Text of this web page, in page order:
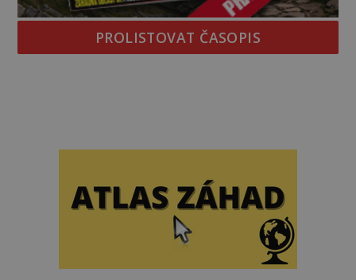
PROLISTOVAT ČASOPIS